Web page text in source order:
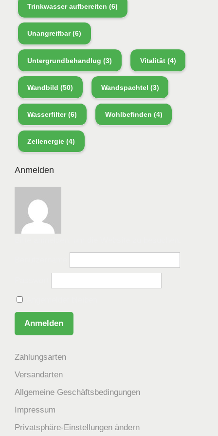
Trinkwasser aufbereiten (6)
Unangreifbar(6)
Untergrundbehandlug (3) Vitalität(4)
Wandbild (50) Wandspachtel (3)
Wasserfilter(6) Wohlbefinden (4)
Zellenergie (4)
Anmelden
Zahlungsarten
Versandarten
Allgemeine Geschäftsbedingungen
Impressum
Privatsphäre-Einstellungen ändern